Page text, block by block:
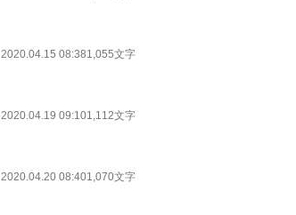
2020.04.15 08:381,055文字
2020.04.19 09:101,112文字
2020.04.20 08:401,070文字